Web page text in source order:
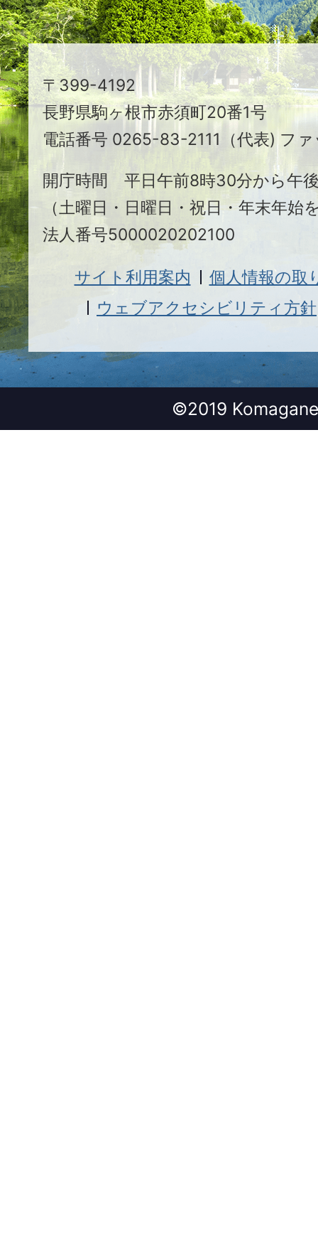
ま
ち
駒
ヶ
根
市
〒399-4192
長野県駒ヶ根市赤須町20番1号
電話番号 0265-83-2111（代表) フ
開庁時間 平日午前8時30分から午
（土曜日・日曜日・祝日・年末年始
法人番号5000020202100
サイト利用案内
個人情報の取
ウェブアクセシビリティ方針
©2019